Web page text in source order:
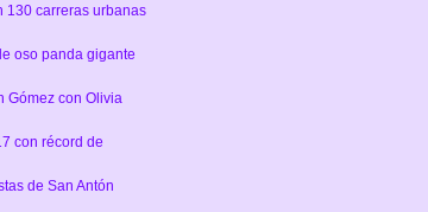
130 carreras urbanas
oso panda gigante
Gómez con Olivia
con récord de
de San Antón